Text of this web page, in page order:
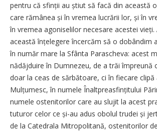
pentru că sfinții au știut să facă din această
care rămânea și în vremea lucrării lor, și în
în vremea agoniselilor necesare acestei vieți.
această înțelegere încercăm să o dobândim
în număr mare la Sfânta Parascheva: acest
nădăjduire în Dumnezeu, de a trăi împreună
doar la ceas de sărbătoare, ci în fiecare clipă
Mulțumesc, în numele Înaltpreasfințitului
numele ostenitorilor care au slujit la acest
tuturor celor ce și-au adus obolul trudei și
de la Catedrala Mitropolitană, ostenitorilor